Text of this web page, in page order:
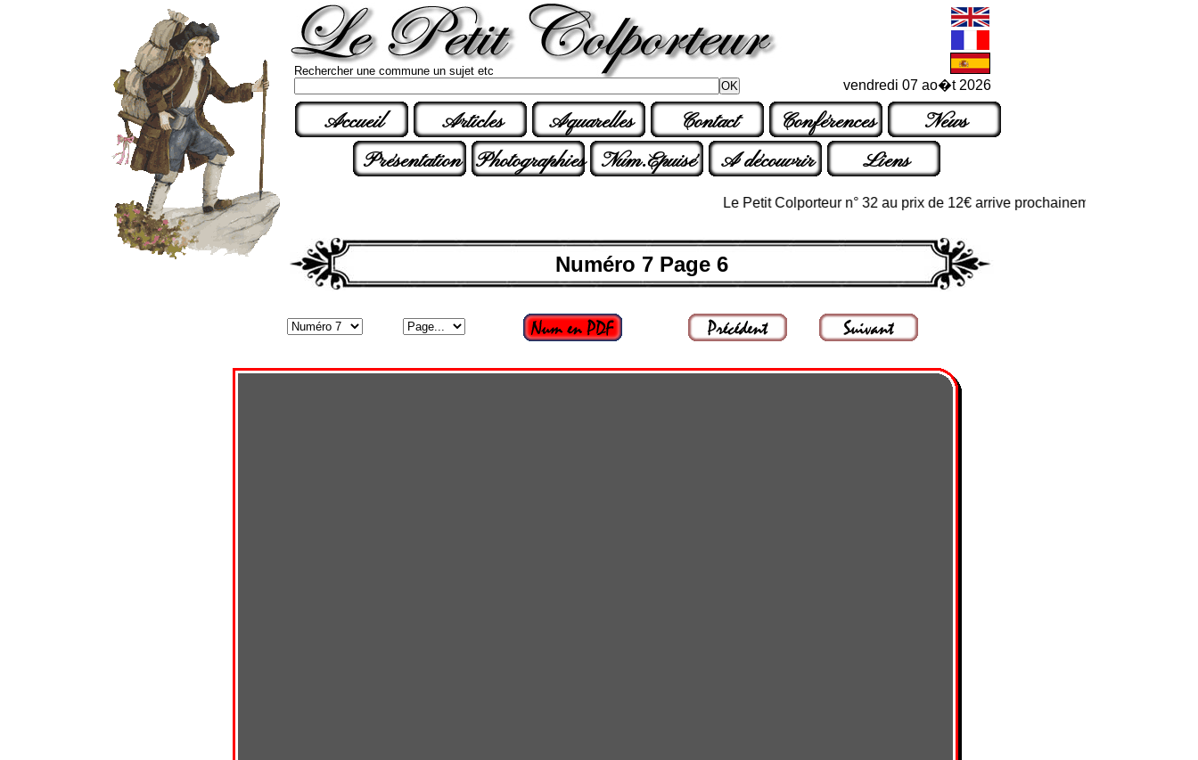
vendredi 07 ao�t 2026
Rechercher une commune un sujet etc
Accueil Articles Aquarelles Contact Conférences
News
Présentation Photographies Num.Epuisé A découvrir Liens
Le Petit Colporteur n° 32 au prix de 12€ arrive prochainement dans les points
Numéro 7 Page 6